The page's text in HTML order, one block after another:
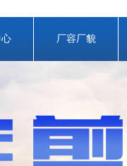
厂容厂貌